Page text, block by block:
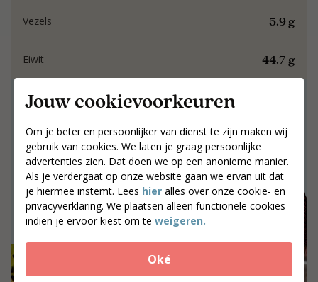
Jouw cookievoorkeuren
Om je beter en persoonlijker van dienst te zijn maken wij
gebruik van cookies. We laten je graag persoonlijke
advertenties zien. Dat doen we op een anonieme manier.
Als je verdergaat op onze website gaan we ervan uit dat
je hiermee instemt. Lees hier alles over onze cookie- en
privacyverklaring. We plaatsen alleen functionele cookies
indien je ervoor kiest om te weigeren.
Oké
5.9 g
Vezels
44.7 g
Eiwit
Samen werken aan
resultaat dat blijft.
Samen werken aan resultaat dat blijft.
Jouw postcode
Zoek coaches